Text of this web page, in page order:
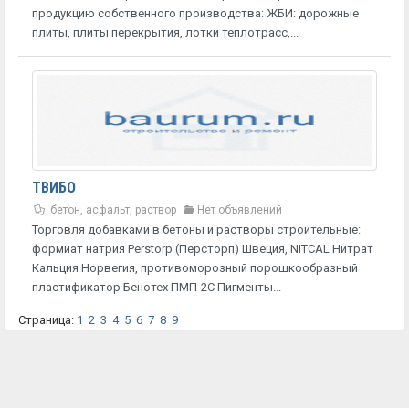
продукцию собственного производства: ЖБИ: дорожные
плиты, плиты перекрытия, лотки теплотрасс,...
ТВИБО
бетон, асфальт, раствор Нет объявлений
Торговля добавками в бетоны и растворы строительные:
формиат натрия Perstorp (Персторп) Швеция, NITCAL Нитрат
Кальция Норвегия, противоморозный порошкообразный
пластификатор Бенотех ПМП-2С Пигменты...
Страница: 1 2 3 4 5 6 7 8 9